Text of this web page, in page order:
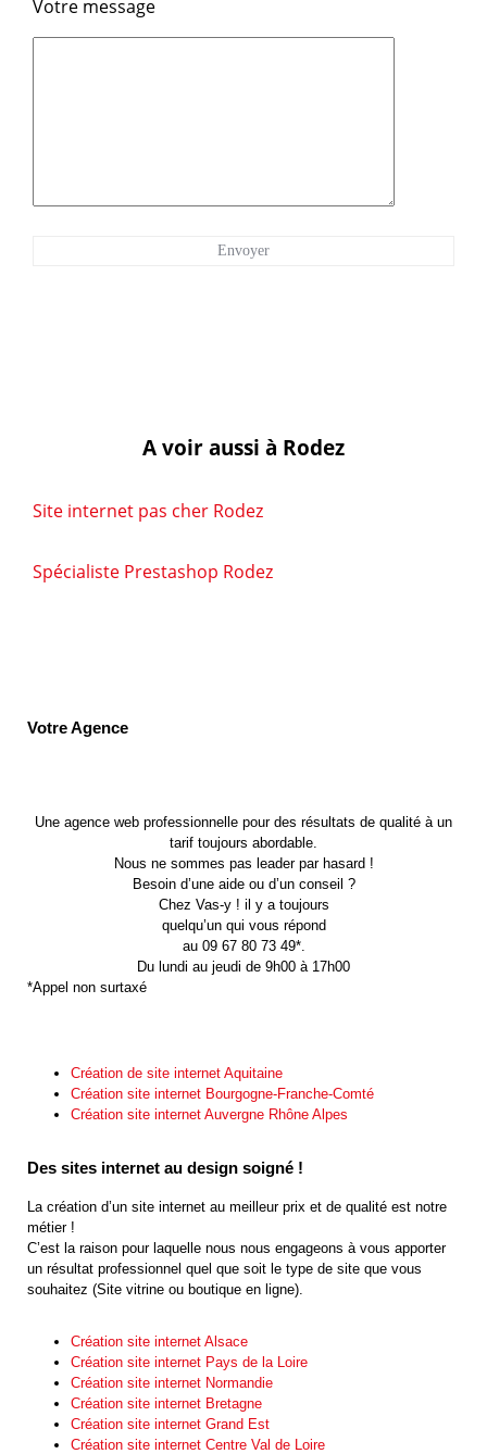
Votre message
A voir aussi à Rodez
Site internet pas cher Rodez
Spécialiste Prestashop Rodez
Votre Agence
Une agence web professionnelle pour des résultats de qualité à un
tarif toujours abordable.
Nous ne sommes pas leader par hasard !
Besoin d’une aide ou d’un conseil ?
Chez Vas-y ! il y a toujours
quelqu’un qui vous répond
au 09 67 80 73 49*.
Du lundi au jeudi de 9h00 à 17h00
*Appel non surtaxé
Création de site internet Aquitaine
Création site internet Bourgogne-Franche-Comté
Création site internet Auvergne Rhône Alpes
Des sites internet au design soigné !
La création d’un site internet au meilleur prix et de qualité est notre
métier !
C’est la raison pour laquelle nous nous engageons à vous apporter
un résultat professionnel quel que soit le type de site que vous
souhaitez (Site vitrine ou boutique en ligne).
Création site internet Alsace
Création site internet Pays de la Loire
Création site internet Normandie
Création site internet Bretagne
Création site internet Grand Est
Création site internet Centre Val de Loire